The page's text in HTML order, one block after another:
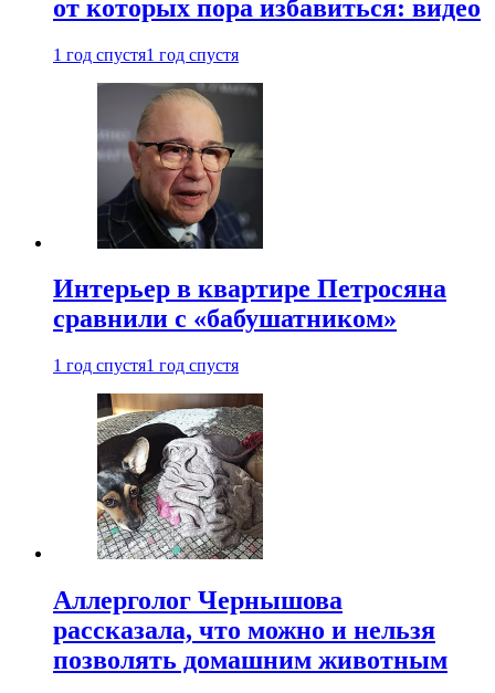
от которых пора избавиться: видео
1 год спустя1 год спустя
Интерьер в квартире Петросяна
сравнили с «бабушатником»
1 год спустя1 год спустя
Аллерголог Чернышова
рассказала, что можно и нельзя
позволять домашним животным